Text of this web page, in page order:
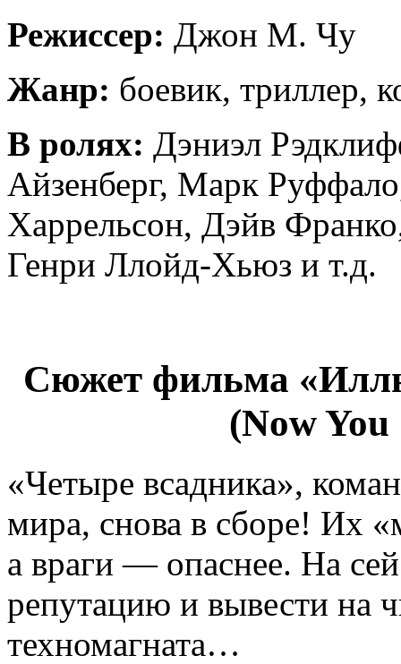
Режиссер: Джон М. Чу
Жанр: боевик, триллер,
В ролях: Дэниэл
Айзенберг, Марк
Харрельсон, Дэйв
Генри Ллойд-Хьюз и т.д.
Сюжет фильма
(Now You
«Четыре всадника»,
мира, снова в сборе! Их
а враги — опаснее. На
репутацию и вывести на
техномагната…